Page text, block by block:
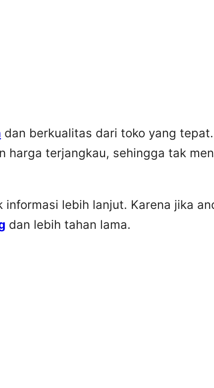
dan berkualitas dari toko yang
harga terjangkau, sehingga tak
lebih lanjut. Karena jika
dan lebih tahan lama.